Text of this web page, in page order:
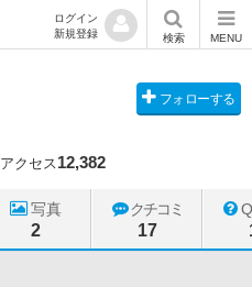
ログイン
新規登録
検索 MENU
フォローする
アクセス12,382
写真
2
クチコミ
17